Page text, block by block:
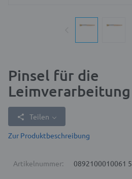
Pinsel für die
Leimverarbeitung
Teilen
Zur Produktbeschreibung
Artikelnummer: 0892100010061 5